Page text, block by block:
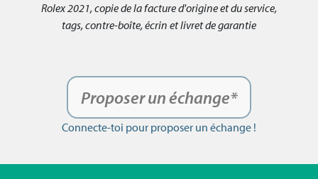
Rolex 2021, copie de la facture d'origine et du service,
tags, contre-boîte, écrin et livret de garantie
Proposer un échange*
Connecte-toi pour proposer un échange !